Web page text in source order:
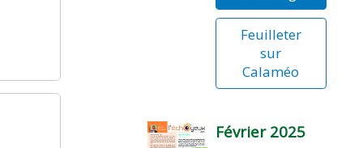
Feuilleter
sur
Calaméo
Février 2025